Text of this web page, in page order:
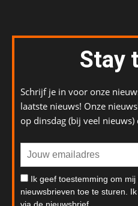
Stay
Schrijf je in voor onze
laatste nieuws! Onze
op dinsdag (bij veel
Ik geef toestemming om mij
nieuwsbrieven toe te sturen.